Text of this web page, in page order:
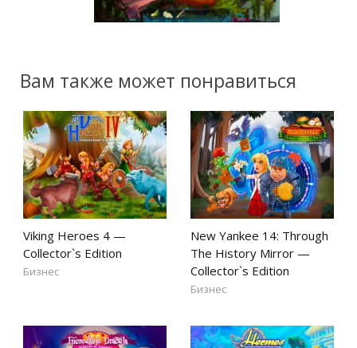
Вам также может понравиться
Viking Heroes 4 —
Collector`s Edition
Бизнес
New Yankee 14: Through
The History Mirror —
Collector`s Edition
Бизнес